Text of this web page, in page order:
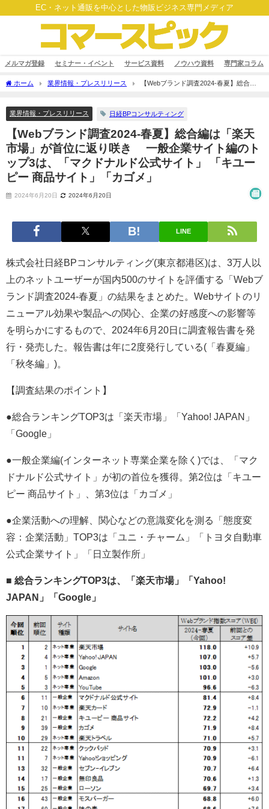
EC・ネット通販を中心とした物販ビジネス専門メディア
メルマガ登録 セミナー・イベント サービス資料 ノウハウ資料 専門家コラム
ホーム 業界情報・プレスリリース
【Webブランド調査2024-春夏】総合編
業界情報・プレスリリース
日経BPコンサルティング
【Webブランド調査2024-春夏】総合編は「楽天
市場」が首位に返り咲き 一般企業サイト編のト
ップ3は、「マクドナルド公式サイト」 「キユー
ピー 商品サイト」「カゴメ」
2024年6月20日 2024年6月20日
LINE
株式会社日経BPコンサルティング(東京都港区)は、3万人以
上のネットユーザーが国内500のサイトを評価する「Webブ
ランド調査2024-春夏」の結果をまとめた。Webサイトのリ
ニューアル効果や製品への関心、企業の好感度への影響等
を明らかにするもので、2024年6月20日に調査報告書を発
行・発売した。報告書は年に2度発行している(「春夏編」
「秋冬編」)。
【調査結果のポイント】
●総合ランキングTOP3は「楽天市場」「Yahoo! JAPAN」
「Google」
●一般企業編(インターネット専業企業を除く)では、「マク
ドナルド公式サイト」が初の首位を獲得。第2位は「キユー
ピー 商品サイト」、第3位は「カゴメ」
●企業活動への理解、関心などの意識変化を測る「態度変
容：企業活動」TOP3は「ユニ・チャーム」「トヨタ自動車
公式企業サイト」「日立製作所」
■ 総合ランキングTOP3は、「楽天市場」「Yahoo!
JAPAN」「Google」